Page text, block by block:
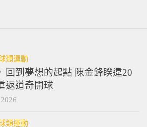
類運動
回到夢想的起點 陳金鋒睽違20
返道奇開球
類運動